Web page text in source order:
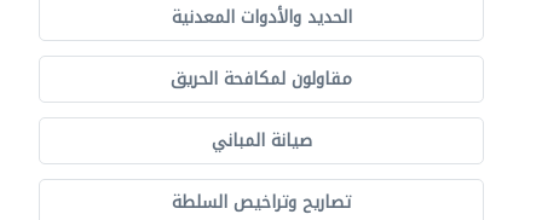
الحديد والأدوات المعدنية
مقاولون لمكافحة الحريق
صيانة المباني
تصاريح وتراخيص السلطة